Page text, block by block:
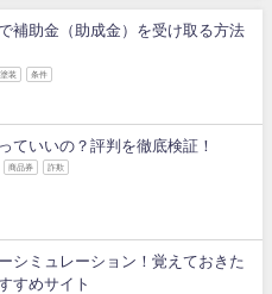
補助金（助成金）を受け取る方法
装 条件
ていいの？評判を徹底検証！
商品券 詐欺
シミュレーション！覚えておきた
すめサイト